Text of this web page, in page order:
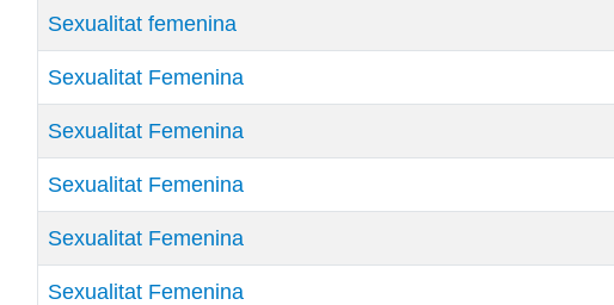
Sexualitat femenina
Sexualitat Femenina
Sexualitat Femenina
Sexualitat Femenina
Sexualitat Femenina
Sexualitat Femenina